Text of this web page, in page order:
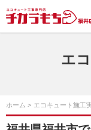
エ
ホーム エコキュート施工